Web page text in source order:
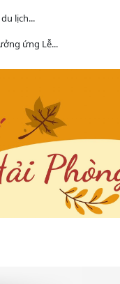
lịch...
ứng Lễ...